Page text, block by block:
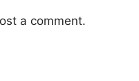
a comment.